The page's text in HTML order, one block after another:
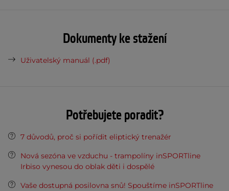
Dokumenty ke stažení
Uživatelský manuál (.pdf)
Potřebujete poradit?
7 důvodů, proč si pořídit eliptický trenažér
Nová sezóna ve vzduchu - trampolíny inSPORTline
Irbiso vynesou do oblak děti i dospělé
Vaše dostupná posilovna snů! Spouštíme inSPORTline